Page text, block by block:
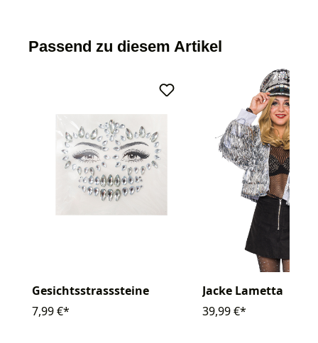
Passend zu diesem Artikel
Gesichtsstrasssteine
7,99 €*
Jacke Lametta
39,99 €*